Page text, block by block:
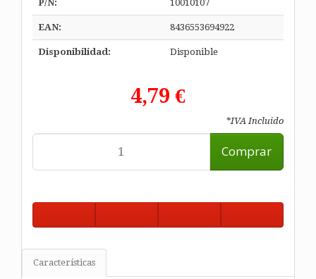
P/N: 10010107
EAN: 8436553694922
Disponibilidad: Disponible
4,79 €
*IVA Incluido
Comprar
Características